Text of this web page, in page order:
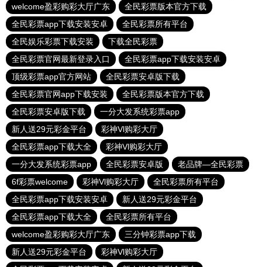
welcome盈彩购彩大厅广东
全民彩票版本官方下载
全民彩票app下载安装安卓
全民彩票所有平台
全民娱乐彩票下载安装
下载全民彩票
全民彩票官网最新登录入口
全民彩票app下载安装安卓
顶级彩票app官方网站
全民彩票安卓版下载
全民彩票官网app下载安装
全民彩票版本官方下载
全民彩票安卓版下载
一分大发系统彩票app
新人送29元彩金平台
彩神Vl购彩大厅
全民彩票app下载大全
彩神Vl购彩大厅
一分大发系统彩票app
全民彩票安卓版
老品牌—全民彩票
6f彩票welcome
彩神Vl购彩大厅
全民彩票所有平台
全民彩票app下载安装安卓
新人送29元彩金平台
全民彩票app下载大全
全民彩票所有平台
welcome盈彩购彩大厅广东
三分钟彩票app下载
新人送29元彩金平台
彩神Vl购彩大厅